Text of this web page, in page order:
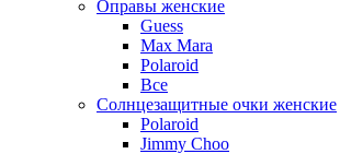
Оправы женские
Guess
Max Mara
Polaroid
Все
Солнцезащитные очки женские
Polaroid
Jimmy Choo